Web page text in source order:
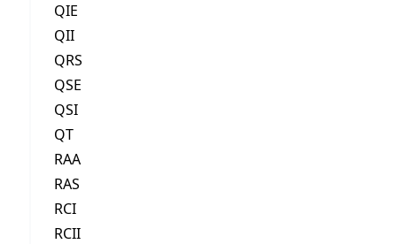
QIE
QII
QRS
QSE
QSI
QT
RAA
RAS
RCI
RCII